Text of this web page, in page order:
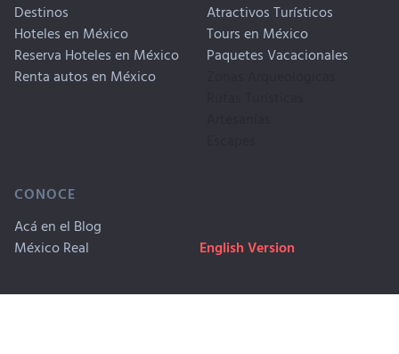
Destinos
Hoteles en México
Reserva Hoteles en México
Renta autos en México
Atractivos Turísticos
Tours en México
Paquetes Vacacionales
CONOCE
Acá en el Blog
México Real
English Version